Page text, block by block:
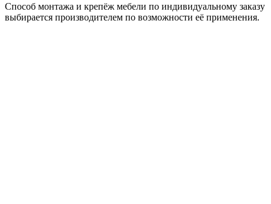
Способ монтажа и крепёж мебели по индивидуальному заказу
выбирается производителем по возможности её применения.